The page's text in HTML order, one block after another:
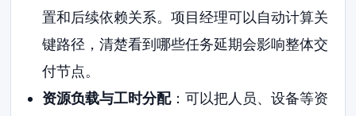
置和后续依赖关系。项目经理可以自动计算关
键路径，清楚看到哪些任务延期会影响整体交
付节点。
资源负载与工时分配：可以把人员、设备等资